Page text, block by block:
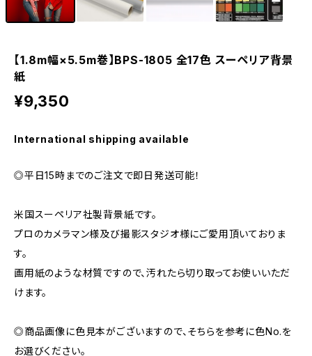
【1.8m幅×5.5m巻】BPS-1805 全17色 スーペリア背景
紙
¥9,350
International shipping available
◎平日15時までのご注文で即日発送可能！
米国スーペリア社製背景紙です。
プロのカメラマン様及び撮影スタジオ様にご愛用頂いておりま
す。
画用紙のような材質ですので、汚れたら切り取ってお使いいただ
けます。
◎商品画像に色見本がございますので、そちらを参考に色No.を
お選びください。